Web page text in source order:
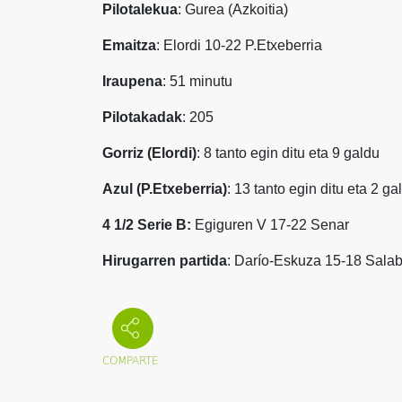
Pilotalekua: Gurea (Azkoitia)
Emaitza: Elordi 10-22 P.Etxeberria
Iraupena: 51 minutu
Pilotakadak: 205
Gorriz (Elordi): 8 tanto egin ditu eta 9 galdu
Azul (P.Etxeberria): 13 tanto egin ditu eta 2
4 1/2 Serie B: Egiguren V 17-22 Senar
Hirugarren partida: Darío-Eskuza 15-18